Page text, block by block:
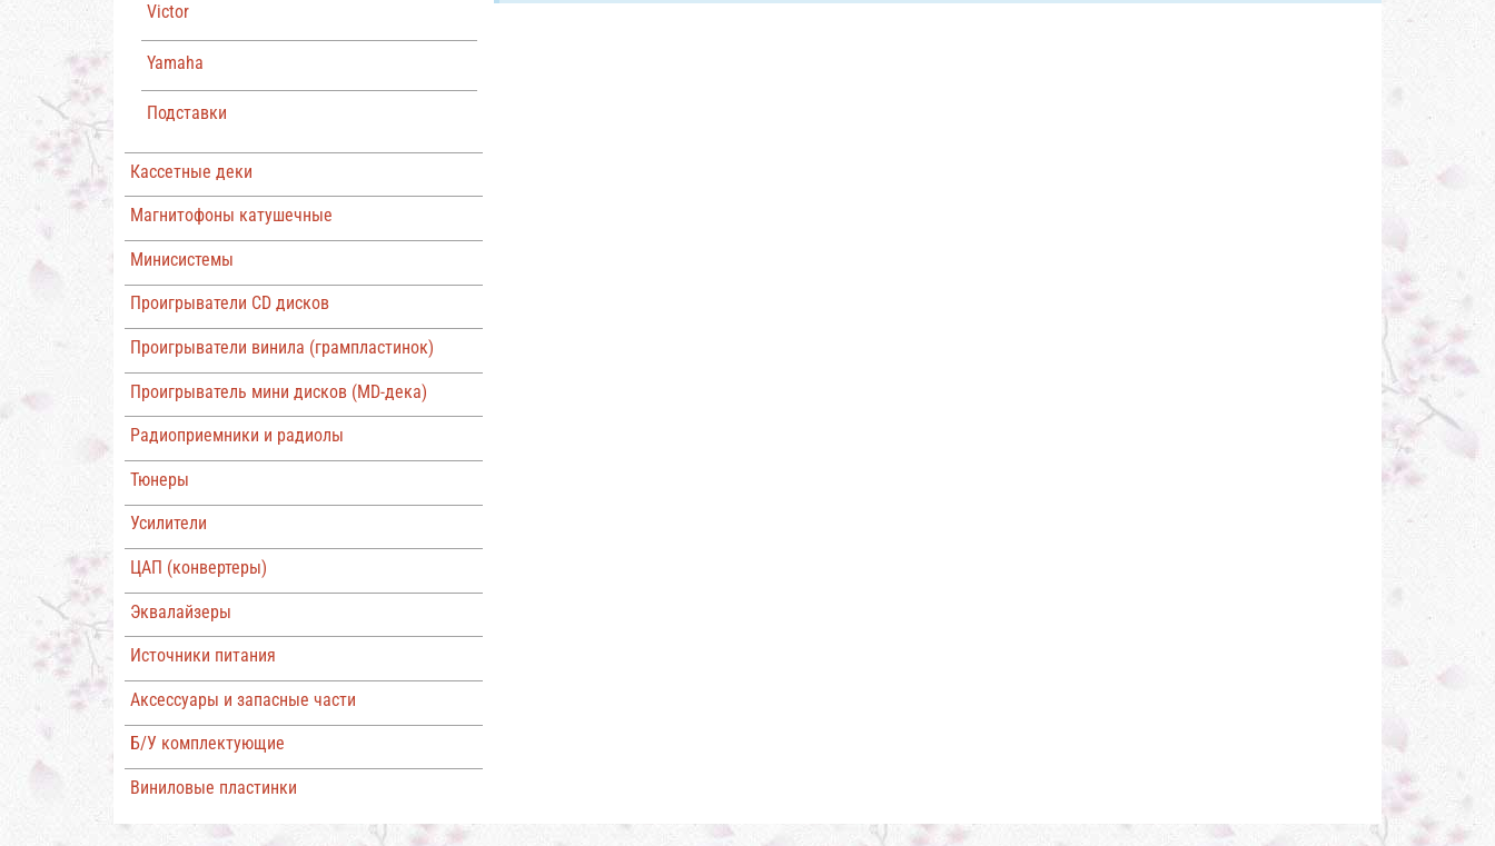
Victor
Yamaha
Подставки
Кассетные деки
Магнитофоны катушечные
Минисистемы
Проигрыватели CD дисков
Проигрыватели винила (грампластинок)
Проигрыватель мини дисков (MD-дека)
Радиоприемники и радиолы
Тюнеры
Усилители
ЦАП (конвертеры)
Эквалайзеры
Источники питания
Аксессуары и запасные части
Б/У комплектующие
Виниловые пластинки